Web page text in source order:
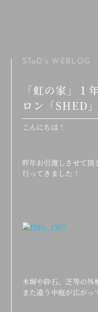
STaD's WEBLOG
「虹の家」１
ロン「SHED
こんにちは！
昨年お引渡しさせて頂
行ってきました！
木塀や砕石、芝等の外
また違う中庭が広がっ